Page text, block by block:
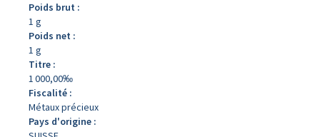
Poids brut :
1 g
Poids net :
1 g
Titre :
1 000,00‰
Fiscalité :
Métaux précieux
Pays d'origine :